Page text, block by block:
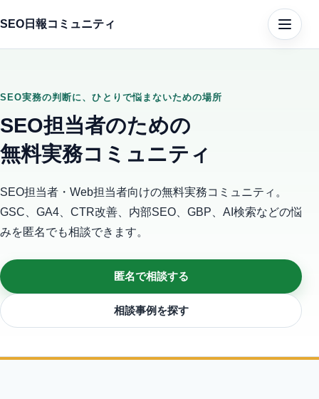
SEO日報コミュニティ メニュ
SEO実務の判断に、ひとりで悩まないための場所
SEO担当者のための
無料実務コミュニティ
SEO担当者・Web担当者向けの無料実務コミュニティ。
GSC、GA4、CTR改善、内部SEO、GBP、AI検索などの悩
みを匿名でも相談できます。
匿名で相談する
相談事例を探す